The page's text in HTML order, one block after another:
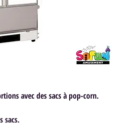
avec des sacs à pop-corn.
sacs.